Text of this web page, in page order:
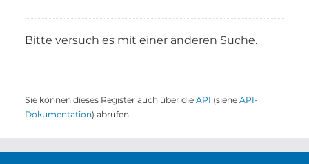
Bitte versuch es mit einer anderen Suche.
Sie können dieses Register auch über die API (siehe API-
Dokumentation) abrufen.